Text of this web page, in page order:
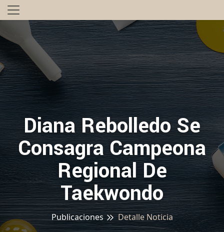
Diana Rebolledo Se
Consagra Campeona
Regional De
Taekwondo
Publicaciones Detalle Noticia